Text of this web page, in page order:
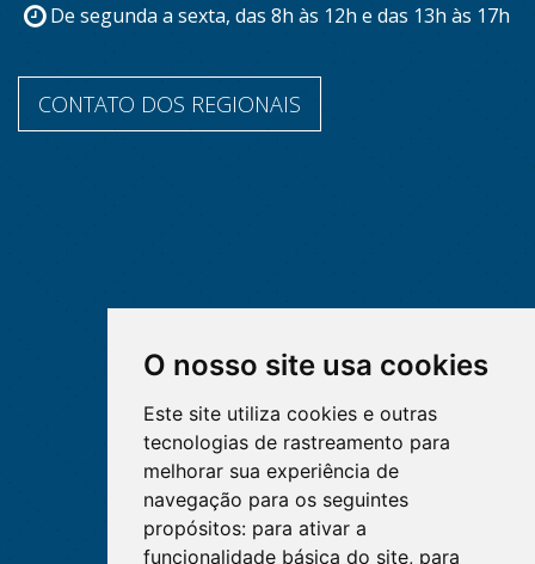
O nosso site usa cookies
Este site utiliza cookies e outras
tecnologias de rastreamento para
melhorar sua experiência de
navegação para os seguintes
propósitos: para ativar a
funcionalidade básica do site, para
De segunda a sexta, das 8h às 12h e das 13h às 17h
CONTATO DOS REGIONAIS